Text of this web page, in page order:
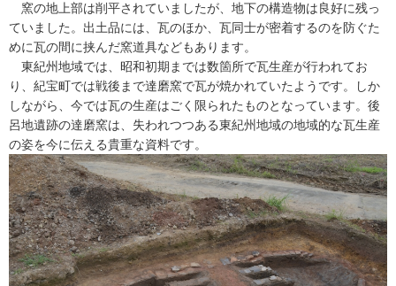
窯の地上部は削平されていましたが、地下の構造物は良好に残っ
ていました。出土品には、瓦のほか、瓦同士が密着するのを防ぐた
めに瓦の間に挟んだ窯道具などもあります。
東紀州地域では、昭和初期までは数箇所で瓦生産が行われてお
り、紀宝町では戦後まで達磨窯で瓦が焼かれていたようです。しか
しながら、今では瓦の生産はごく限られたものとなっています。後
呂地遺跡の達磨窯は、失われつつある東紀州地域の地域的な瓦生産
の姿を今に伝える貴重な資料です。